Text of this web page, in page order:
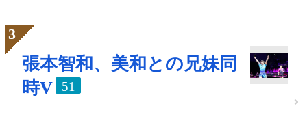
張本智和、美和との兄妹同
時V
51